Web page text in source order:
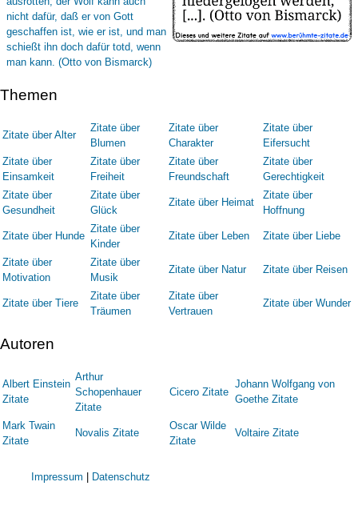
Themen
Zitate über Alter
Zitate über
Blumen
Zitate über
Charakter
Zitate über
Eifersucht
Zitate über
Einsamkeit
Zitate über
Freiheit
Zitate über
Freundschaft
Zitate über
Gerechtigkeit
Zitate über
Gesundheit
Zitate über
Glück
Zitate über Heimat
Zitate über
Hoffnung
Zitate über Hunde
Zitate über
Kinder
Zitate über Leben Zitate über Liebe
Zitate über
Motivation
Zitate über
Musik
Zitate über Natur Zitate über Reisen
Zitate über Tiere
Zitate über
Träumen
Zitate über
Vertrauen
Zitate über Wunder
Autoren
Albert Einstein
Zitate
Arthur
Schopenhauer
Zitate
Cicero Zitate
Johann Wolfgang von
Goethe Zitate
Mark Twain
Zitate
Novalis Zitate
Oscar Wilde
Zitate
Voltaire Zitate
Impressum Datenschutz